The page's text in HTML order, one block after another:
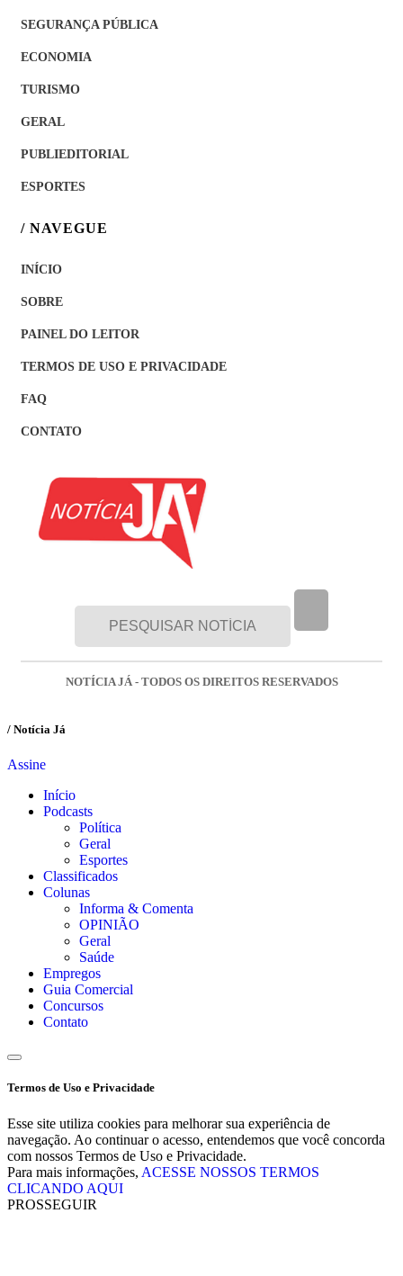
SEGURANÇA PÚBLICA
ECONOMIA
TURISMO
GERAL
PUBLIEDITORIAL
ESPORTES
/ NAVEGUE
INÍCIO
SOBRE
PAINEL DO LEITOR
TERMOS DE USO E PRIVACIDADE
FAQ
CONTATO
NOTÍCIA JÁ - TODOS OS DIREITOS RESERVADOS
/ Notícia Já
Assine
Início
Podcasts
Política
Geral
Esportes
Classificados
Colunas
Informa & Comenta
OPINIÃO
Geral
Saúde
Empregos
Guia Comercial
Concursos
Contato
Termos de Uso e Privacidade
Esse site utiliza cookies para melhorar sua experiência de
navegação. Ao continuar o acesso, entendemos que você concorda
com nossos Termos de Uso e Privacidade.
Para mais informações, ACESSE NOSSOS TERMOS
CLICANDO AQUI
PROSSEGUIR